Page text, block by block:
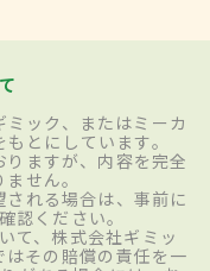
ック、またはミーカ
とにしています。
ますが、内容を完全
せん。
れる場合は、事前に
認ください。
て、株式会社ギミッ
その賠償の責任を一